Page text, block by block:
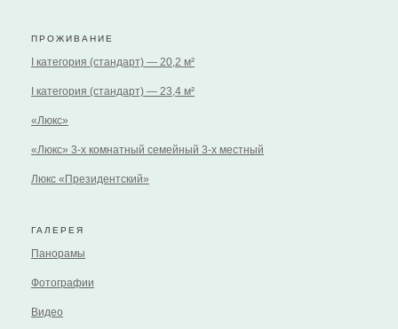
ПРОЖИВАНИЕ
I категория (стандарт) — 20,2 м²
I категория (стандарт) — 23,4 м²
«Люкс»
«Люкс» 3-х комнатный семейный 3-х местный
Люкс «Президентский»
ГАЛЕРЕЯ
Панорамы
Фотографии
Видео